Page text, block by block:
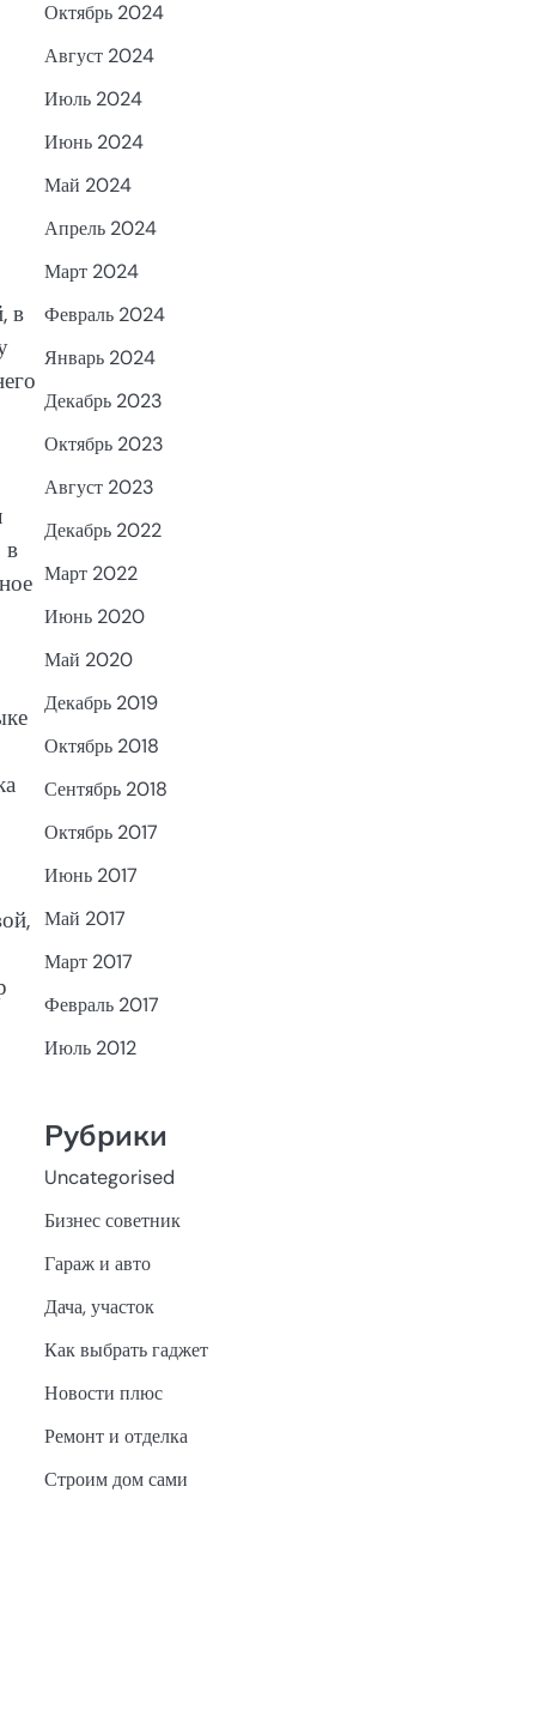
в
в
Октябрь 2024
Август 2024
Июль 2024
Июнь 2024
Май 2024
Апрель 2024
Март 2024
Февраль 2024
Январь 2024
Декабрь 2023
Октябрь 2023
Август 2023
Декабрь 2022
Март 2022
Июнь 2020
Май 2020
Декабрь 2019
Октябрь 2018
Сентябрь 2018
Октябрь 2017
Июнь 2017
Май 2017
Март 2017
Февраль 2017
Июль 2012
Рубрики
Uncategorised
Бизнес советник
Гараж и авто
Дача, участок
Как выбрать гаджет
Новости плюс
Ремонт и отделка
Строим дом сами